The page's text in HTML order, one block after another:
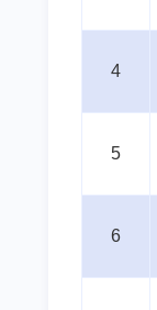
4
5
6